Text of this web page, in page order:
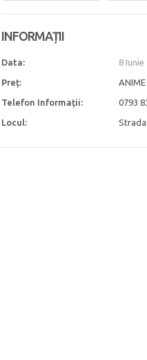
INFORMAȚII
Data: 8 Iunie
Preț:
Telefon Informații: 0793
Locul: